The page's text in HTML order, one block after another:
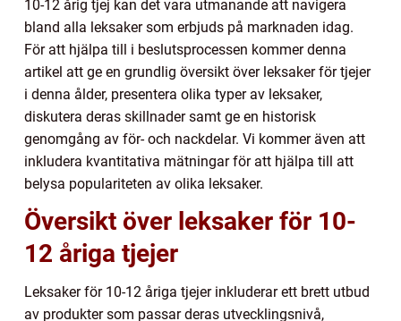
10-12 årig tjej kan det vara utmanande att navigera
bland alla leksaker som erbjuds på marknaden idag.
För att hjälpa till i beslutsprocessen kommer denna
artikel att ge en grundlig översikt över leksaker för tjejer
i denna ålder, presentera olika typer av leksaker,
diskutera deras skillnader samt ge en historisk
genomgång av för- och nackdelar. Vi kommer även att
inkludera kvantitativa mätningar för att hjälpa till att
belysa populariteten av olika leksaker.
Översikt över leksaker för 10-
12 åriga tjejer
Leksaker för 10-12 åriga tjejer inkluderar ett brett utbud
av produkter som passar deras utvecklingsnivå,